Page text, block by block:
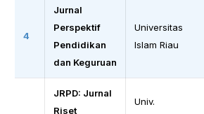
4
Jurnal
Perspektif
Pendidikan
dan Keguruan
Universitas
Islam Riau
JRPD: Jurnal
Riset
Univ.